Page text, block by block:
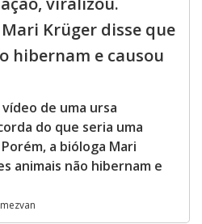
Krüger disse que
hibernam e causou
de uma ursa
do que seria uma
a bióloga Mari
animais não hibernam e